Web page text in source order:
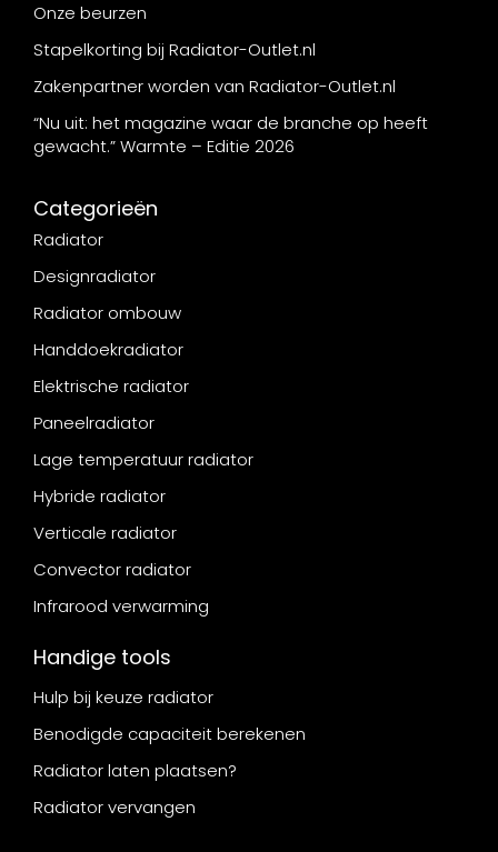
Onze beurzen
Stapelkorting bij Radiator-Outlet.nl
Zakenpartner worden van Radiator-Outlet.nl
“Nu uit: het magazine waar de branche op heeft
gewacht.” Warmte – Editie 2026
Categorieën
Radiator
Designradiator
Radiator ombouw
Handdoekradiator
Elektrische radiator
Paneelradiator
Lage temperatuur radiator
Hybride radiator
Verticale radiator
Convector radiator
Infrarood verwarming
Handige tools
Hulp bij keuze radiator
Benodigde capaciteit berekenen
Radiator laten plaatsen?
Radiator vervangen